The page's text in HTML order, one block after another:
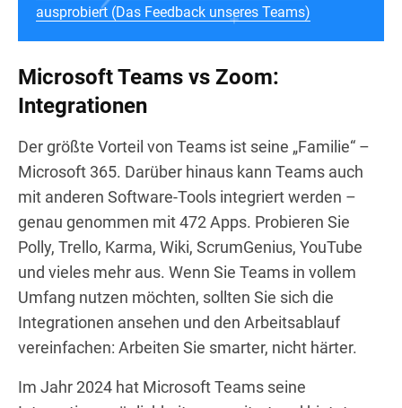
ausprobiert (Das Feedback unseres Teams)
Microsoft Teams vs Zoom:
Integrationen
Der größte Vorteil von Teams ist seine „Familie“ –
Microsoft 365. Darüber hinaus kann Teams auch
mit anderen Software-Tools integriert werden –
genau genommen mit 472 Apps. Probieren Sie
Polly, Trello, Karma, Wiki, ScrumGenius, YouTube
und vieles mehr aus. Wenn Sie Teams in vollem
Umfang nutzen möchten, sollten Sie sich die
Integrationen ansehen und den Arbeitsablauf
vereinfachen: Arbeiten Sie smarter, nicht härter.
Im Jahr 2024 hat Microsoft Teams seine